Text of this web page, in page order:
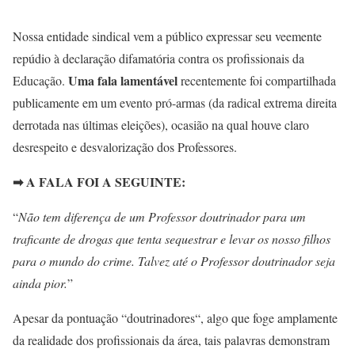
Nossa entidade sindical vem a público expressar seu veemente
repúdio à declaração difamatória contra os profissionais da
Educação. Uma fala lamentávelrecentemente foi compartilhada
publicamente em um evento pró-armas (da radical extrema direita
derrotada nas últimas eleições), ocasião na qual houve claro
desrespeito e desvalorização dos Professores.
➡ A FALA FOI A SEGUINTE:
“Não tem diferença de um Professor doutrinador para um
traficante de drogas que tenta sequestrar e levar os nosso filhos
para o mundo do crime. Talvez até o Professor doutrinador seja
ainda pior.”
Apesar da pontuação “doutrinadores“, algo que foge amplamente
da realidade dos profissionais da área, tais palavras demonstram